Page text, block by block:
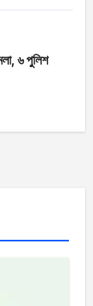
৬ পুলিশ